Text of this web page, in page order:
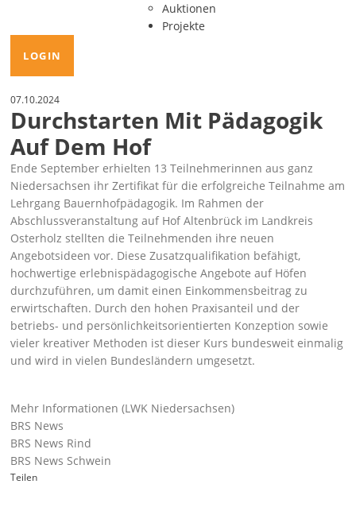
Auktionen
Projekte
LOGIN
07.10.2024
Durchstarten Mit Pädagogik
Auf Dem Hof
Ende September erhielten 13 Teilnehmerinnen aus ganz
Niedersachsen ihr Zertifikat für die erfolgreiche Teilnahme am
Lehrgang Bauernhofpädagogik. Im Rahmen der
Abschlussveranstaltung auf Hof Altenbrück im Landkreis
Osterholz stellten die Teilnehmenden ihre neuen
Angebotsideen vor. Diese Zusatzqualifikation befähigt,
hochwertige erlebnispädagogische Angebote auf Höfen
durchzuführen, um damit einen Einkommensbeitrag zu
erwirtschaften. Durch den hohen Praxisanteil und der
betriebs- und persönlichkeitsorientierten Konzeption sowie
vieler kreativer Methoden ist dieser Kurs bundesweit einmalig
und wird in vielen Bundesländern umgesetzt.
Mehr Informationen (LWK Niedersachsen)
BRS News
BRS News Rind
BRS News Schwein
Teilen